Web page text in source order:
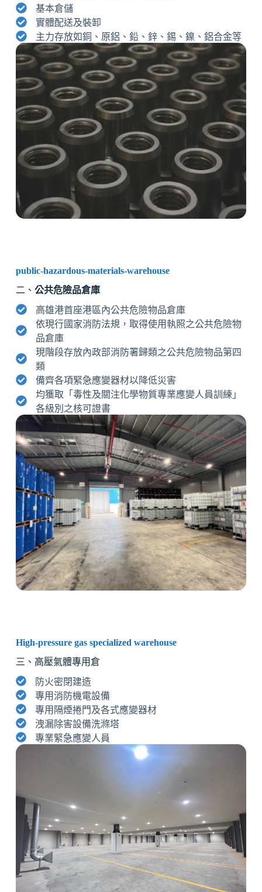
基本倉儲
實體配送及裝卸
主力存放如銅、原鋁、鉛、鋅、錫、鎳、鋁合金等
public-hazardous-materials-warehouse
二、 公共危險品倉庫
高雄港首座港區內公共危險物品倉庫
依現行國家消防法規，取得使用執照之公共危險物
品倉庫
現階段存放內政部消防署歸類之公共危險物品第四
類
備齊各項緊急應變器材以降低災害
均獲取「毒性及關注化學物質專業應變人員訓練」
各級別之核可證書
High-pressure gas specialized warehouse
三、高壓氣體專用倉
防火密閉建造
專用消防機電設備
專用隔煙捲門及各式應變器材
洩漏除害設備洗滌塔
專業緊急應變人員